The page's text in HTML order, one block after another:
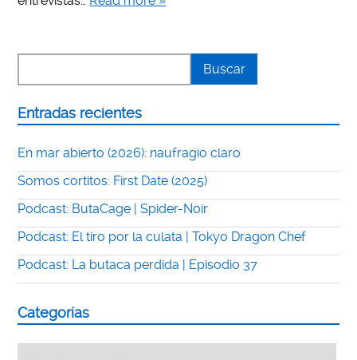
Entradas recientes
En mar abierto (2026): naufragio claro
Somos cortitos: First Date (2025)
Podcast: ButaCage | Spider-Noir
Podcast: El tiro por la culata | Tokyo Dragon Chef
Podcast: La butaca perdida | Episodio 37
Categorías